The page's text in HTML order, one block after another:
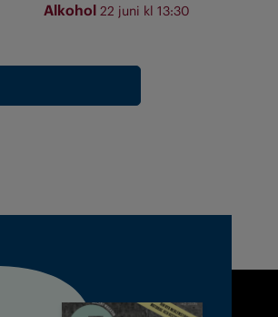
Alkohol 22 juni kl 13:30